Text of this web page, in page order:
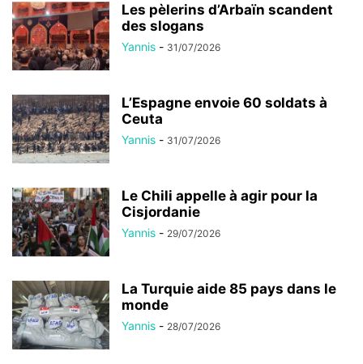
Les pèlerins d’Arbaïn scandent
des slogans
Yannis - 31/07/2026
L’Espagne envoie 60 soldats à
Ceuta
Yannis - 31/07/2026
Le Chili appelle à agir pour la
Cisjordanie
Yannis - 29/07/2026
La Turquie aide 85 pays dans le
monde
Yannis - 28/07/2026